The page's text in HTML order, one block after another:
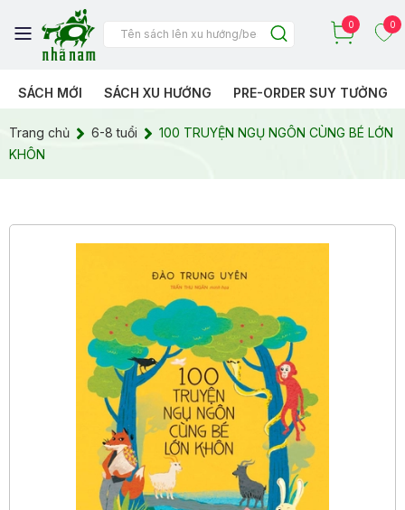
0 0
SÁCH MỚI SÁCH XU HƯỚNG PRE-ORDER SUY TƯỞNG
Trang chủ 6-8 tuổi
100 TRUYỆN NGỤ NGÔN CÙNG BÉ LỚN
KHÔN